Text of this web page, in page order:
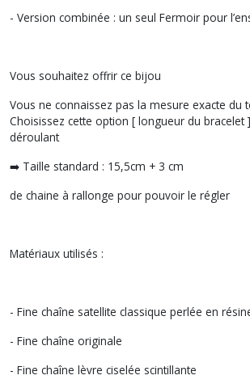
- Version combinée : un seul Fermoir pour
Vous souhaitez offrir ce bijou
Vous ne connaissez pas la mesure exacte du
Choisissez cette option [ longueur du bracelet
déroulant
➡️ Taille standard : 15,5cm + 3 cm
de chaine à rallonge pour pouvoir le régler
Matériaux utilisés :
- Fine chaîne satellite classique perlée en
- Fine chaîne originale
- Fine chaîne lèvre ciselée scintillante